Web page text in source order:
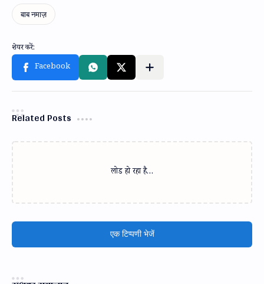
Related Posts
लोड हो रहा है…
एक टिप्पणी भेजें